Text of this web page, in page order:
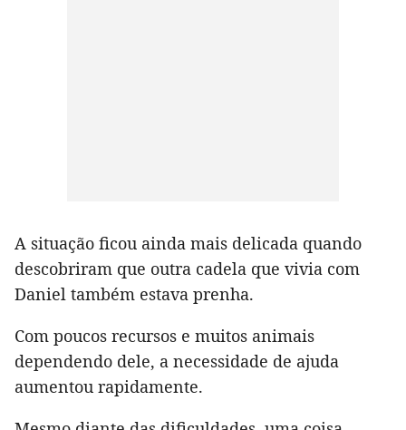
A situação ficou ainda mais delicada quando
descobriram que outra cadela que vivia com
Daniel também estava prenha.
Com poucos recursos e muitos animais
dependendo dele, a necessidade de ajuda
aumentou rapidamente.